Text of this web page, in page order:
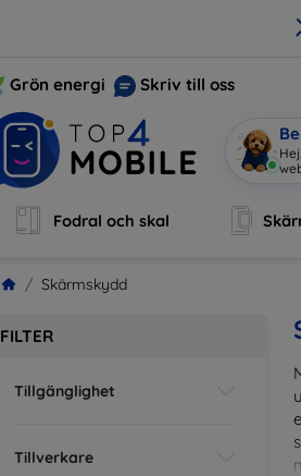
Grön energi Skriv till oss
Fodral och skal
Skärmskydd
FILTER
Tillgänglighet
Tillverkare